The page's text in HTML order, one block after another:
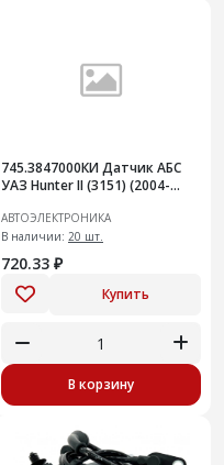
745.3847000КИ Датчик АБС
УАЗ Hunter II (3151) (2004-
АВТОЭЛЕКТРОНИКА
В наличии: 20 шт.
720.33 ₽
Купить
В корзину